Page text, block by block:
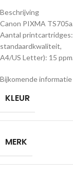
Beschrijving
Canon PIXMA
Aantal printcartridges:
standaardkwaliteit,
A4/US Letter): 15
Bijkomende informatie
KLEUR
MERK